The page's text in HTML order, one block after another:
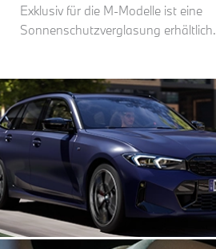
Exklusiv für die M-Modelle ist eine
Sonnenschutzverglasung erhältlich.